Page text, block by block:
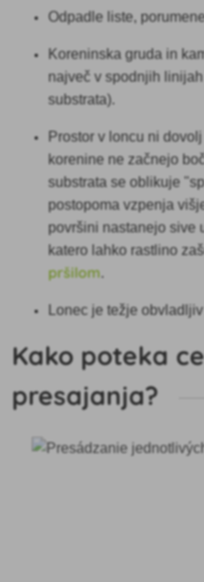
Odpadle liste,
Koreninska gruda in
največ v spodnjih
substrata).
Prostor v loncu ni
korenine ne začnejo
substrata se oblikuje
postopoma vzpenja
površini nastanejo sive
katero lahko rastlino
pršilom.
Lonec je težje
Kako poteka
presajanja?